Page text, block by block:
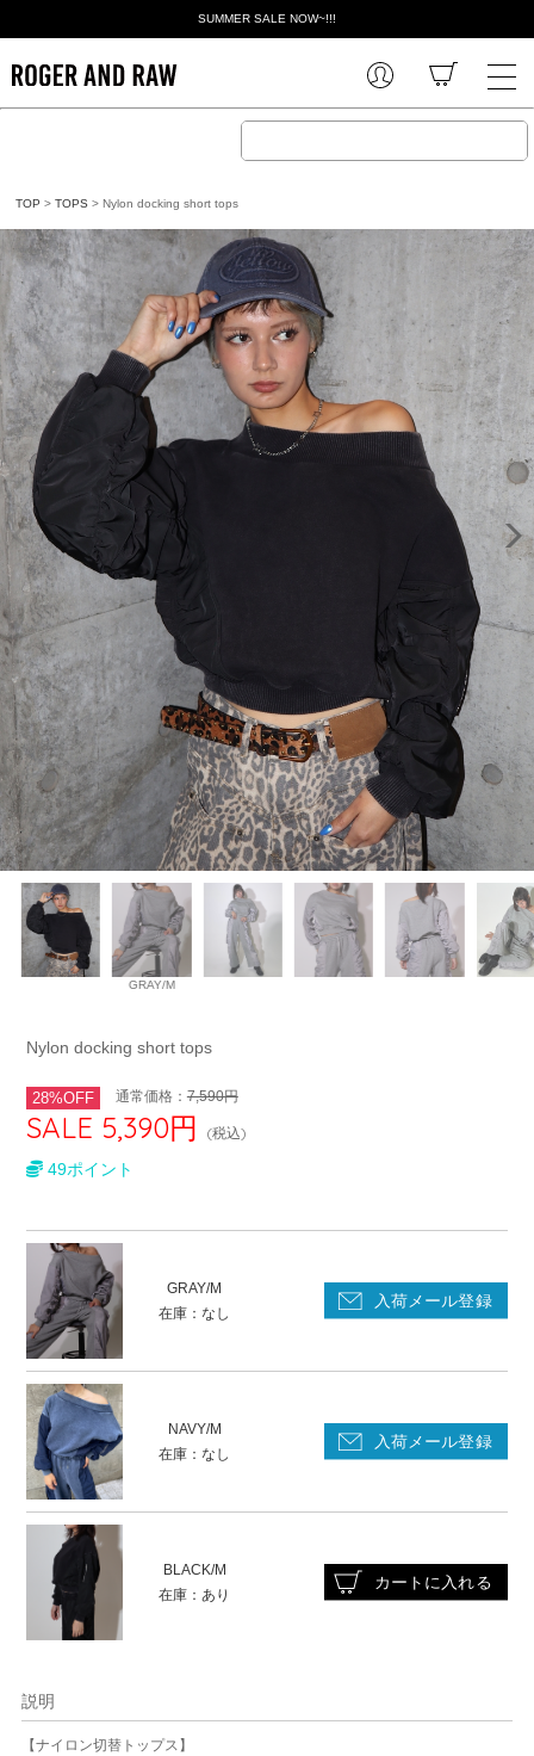
SUMMER SALE NOW~!!!
TOP >TOPS > Nylon docking short tops
GRAY/M
Nylon docking short tops
28%OFF 通常価格：7,590円
SALE 5,390円 (税込)
49ポイント
GRAY/M
在庫：なし
NAVY/M
在庫：なし
BLACK/M
在庫：あり
説明
【ナイロン切替トップス】